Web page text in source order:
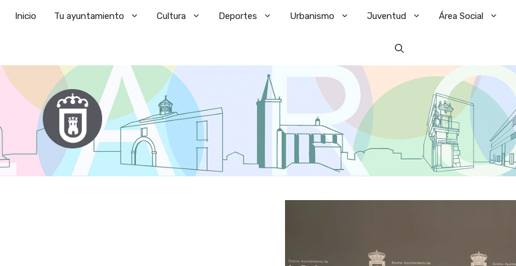
Inicio Tu ayuntamiento Cultura Deportes Urbanismo Juventud Área Social